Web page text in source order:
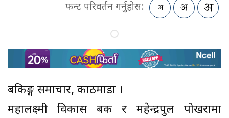
फन्ट परिवर्तन गर्नुहोस:
बैंकिङ्ग समाचार, काठमाडौं ।
महालक्ष्मी विकास बैंक र महेन्द्रपुल पोखरामा